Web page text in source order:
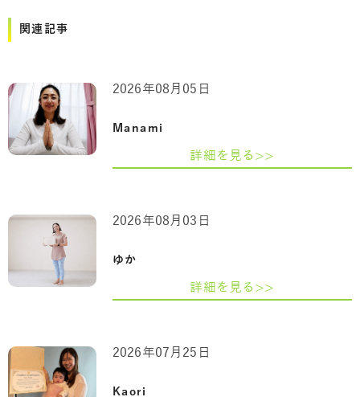
関連記事
Manami
2026年08月05日
詳細を見る>>
ゆか
2026年08月03日
詳細を見る>>
Kaori
2026年07月25日